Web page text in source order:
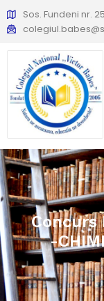
Sos. Fundeni nr.
Concurs
-